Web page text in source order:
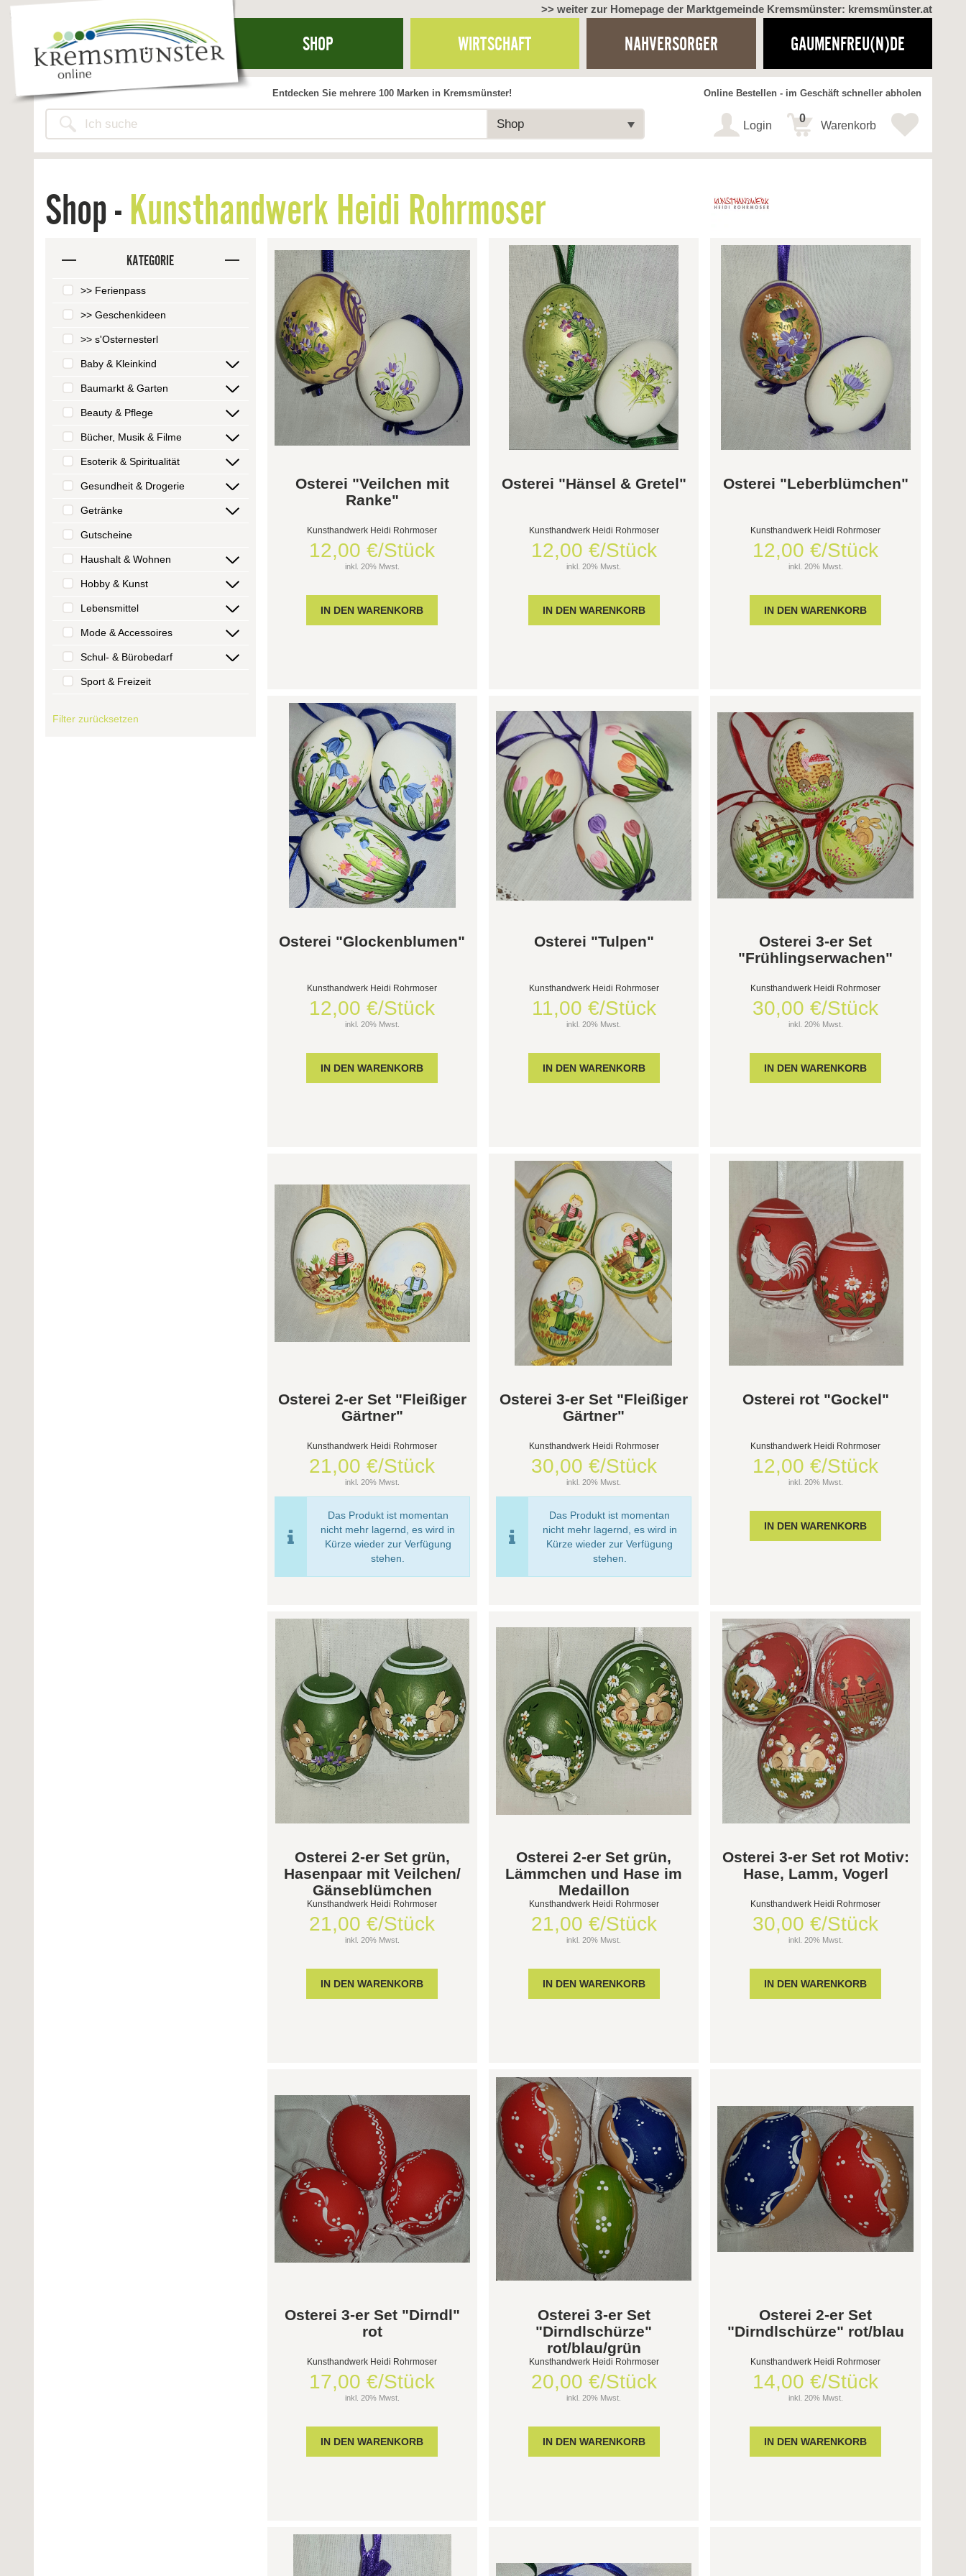
>> weiter zur Homepage der Marktgemeinde Kremsmünster: kremsmünster.at
SHOP WIRTSCHAFT NAHVERSORGER GAUMENFREU(N)DE
Shop
Entdecken Sie mehrere 100 Marken in Kremsmünster! Online Bestellen - im Geschäft schneller abholen
Login Warenkorb
0
Shop - Kunsthandwerk Heidi Rohrmoser
KATEGORIE
>> Ferienpass
>> Geschenkideen
>> s'Osternesterl
Baby & Kleinkind
Baumarkt & Garten
Beauty & Pflege
Bücher, Musik & Filme
Esoterik & Spiritualität
Gesundheit & Drogerie
Getränke
Gutscheine
Haushalt & Wohnen
Hobby & Kunst
Lebensmittel
Mode & Accessoires
Schul- & Bürobedarf
Sport & Freizeit
Filter zurücksetzen
Osterei "Veilchen mit
Ranke"
Kunsthandwerk Heidi Rohrmoser
12,00 €/Stück
inkl. 20% Mwst.
Osterei "Hänsel & Gretel"
Kunsthandwerk Heidi Rohrmoser
12,00 €/Stück
inkl. 20% Mwst.
Osterei "Leberblümchen"
Kunsthandwerk Heidi Rohrmoser
12,00 €/Stück
inkl. 20% Mwst.
Osterei "Glockenblumen"
Kunsthandwerk Heidi Rohrmoser
12,00 €/Stück
inkl. 20% Mwst.
Osterei "Tulpen"
Kunsthandwerk Heidi Rohrmoser
11,00 €/Stück
inkl. 20% Mwst.
Osterei 3-er Set
"Frühlingserwachen"
Kunsthandwerk Heidi Rohrmoser
30,00 €/Stück
inkl. 20% Mwst.
Osterei 2-er Set "Fleißiger
Gärtner"
Kunsthandwerk Heidi Rohrmoser
21,00 €/Stück
inkl. 20% Mwst.
Das Produkt ist momentan
nicht mehr lagernd, es wird in
Kürze wieder zur Verfügung
stehen.
Osterei 3-er Set "Fleißiger
Gärtner"
Kunsthandwerk Heidi Rohrmoser
30,00 €/Stück
inkl. 20% Mwst.
Das Produkt ist momentan
nicht mehr lagernd, es wird in
Kürze wieder zur Verfügung
stehen.
Osterei rot "Gockel"
Kunsthandwerk Heidi Rohrmoser
12,00 €/Stück
inkl. 20% Mwst.
Osterei 2-er Set grün,
Hasenpaar mit Veilchen/
Gänseblümchen
Kunsthandwerk Heidi Rohrmoser
21,00 €/Stück
inkl. 20% Mwst.
Osterei 2-er Set grün,
Lämmchen und Hase im
Medaillon
Kunsthandwerk Heidi Rohrmoser
21,00 €/Stück
inkl. 20% Mwst.
Osterei 3-er Set rot Motiv:
Hase, Lamm, Vogerl
Kunsthandwerk Heidi Rohrmoser
30,00 €/Stück
inkl. 20% Mwst.
Osterei 3-er Set "Dirndl"
rot
Kunsthandwerk Heidi Rohrmoser
17,00 €/Stück
inkl. 20% Mwst.
Osterei 3-er Set
"Dirndlschürze"
rot/blau/grün
Kunsthandwerk Heidi Rohrmoser
20,00 €/Stück
inkl. 20% Mwst.
Osterei 2-er Set
"Dirndlschürze" rot/blau
Kunsthandwerk Heidi Rohrmoser
14,00 €/Stück
inkl. 20% Mwst.